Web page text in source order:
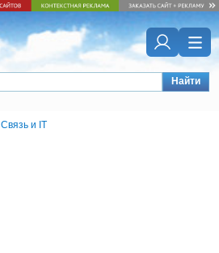
Найти
Связь и IT